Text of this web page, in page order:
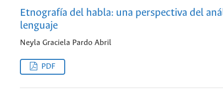
Etnografía del habla: una perspectiva del
lenguaje
Neyla Graciela Pardo Abril
PDF